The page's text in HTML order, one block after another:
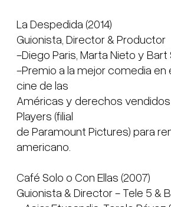
La Despedida (2014)
Guionista, Director & Productor
-Diego Paris, Marta Nieto y Bart
-Premio a la mejor comedia en
cine de las
Américas y derechos
Players (filial
de Paramount Pictures) para
americano.
Café Solo o Con Ellas (2007)
Guionista & Director - Tele 5 &